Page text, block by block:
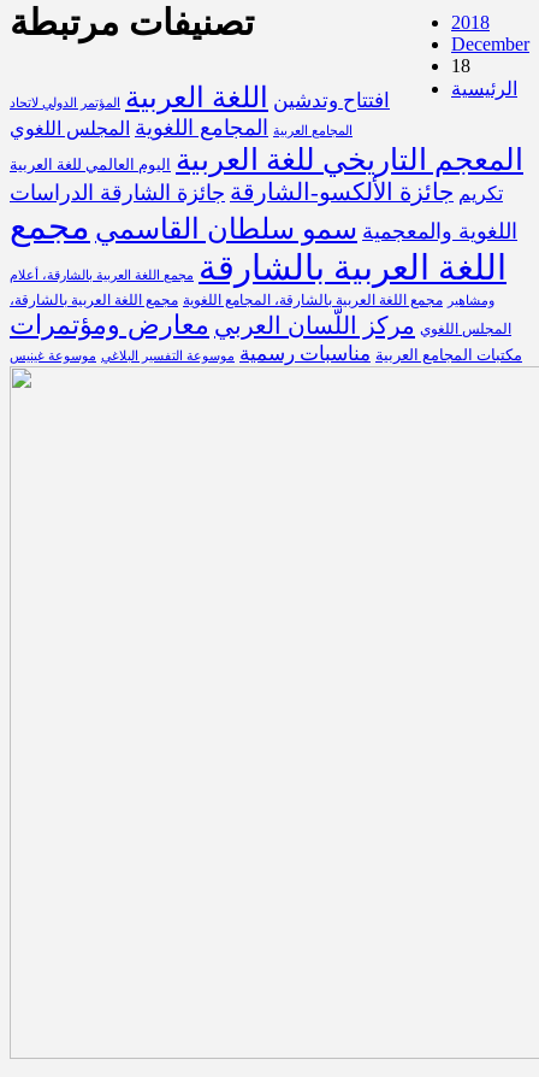
2018
December
18
الرئيسية
تصنيفات مرتبطة
افتتاح وتدشين اللغة العربية المؤتمر الدولي لاتحاد
المجامع العربية المجامع اللغوية المجلس اللغوي
المعجم التاريخي للغة العربية اليوم العالمي للغة العربية
تكريم جائزة الألكسو-الشارقة جائزة الشارقة الدراسات
اللغوية والمعجمية سمو سلطان القاسمي مجمع
اللغة العربية بالشارقة
مجمع اللغة العربية بالشارقة، أعلام
ومشاهير
مجمع اللغة العربية بالشارقة، المجامع اللغوية مجمع اللغة العربية بالشارقة،
المجلس اللغوي مركز اللّسان العربي معارض ومؤتمرات
مكتبات المجامع العربية مناسبات رسمية موسوعة التفسير البلاغي موسوعة غينيس